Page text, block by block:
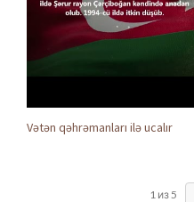
Vətən qəhrəmanları ilə ucalır
1 из 5